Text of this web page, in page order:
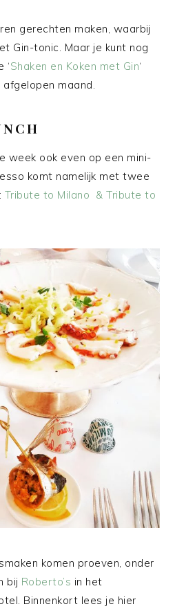
gerechten maken, waarbij
Gin-tonic. Maar je kunt nog
‘Shaken en Koken met Gin‘
maand.
week ook even op een mini-
komt namelijk met twee
Tribute to Milano & Tribute to
komen proeven, onder
bij Roberto’s in het
Binnenkort lees je hier